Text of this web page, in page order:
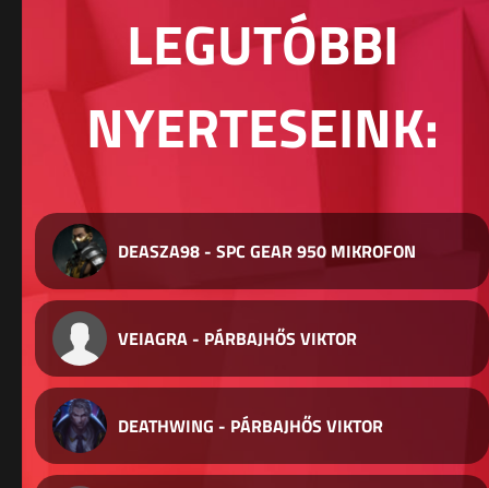
LEGUTÓBBI
NYERTESEINK:
DEASZA98 - SPC GEAR 950 MIKROFON
VEIAGRA - PÁRBAJHŐS VIKTOR
DEATHWING - PÁRBAJHŐS VIKTOR